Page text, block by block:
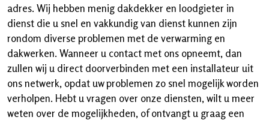
adres. Wij hebben menig dakdekker en loodgieter in
dienst die u snel en vakkundig van dienst kunnen zijn
rondom diverse problemen met de verwarming en
dakwerken. Wanneer u contact met ons opneemt, dan
zullen wij u direct doorverbinden met een installateur uit
ons netwerk, opdat uw problemen zo snel mogelijk worden
verholpen. Hebt u vragen over onze diensten, wilt u meer
weten over de mogelijkheden, of ontvangt u graag een